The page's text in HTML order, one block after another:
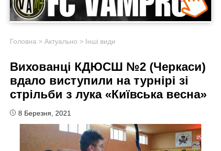
Головна > Актуально > Інші види
Вихованці КДЮСШ №2 (Черкаси)
вдало виступили на турнірі зі
стрільби з лука «Київська весна»
8 Березня, 2021